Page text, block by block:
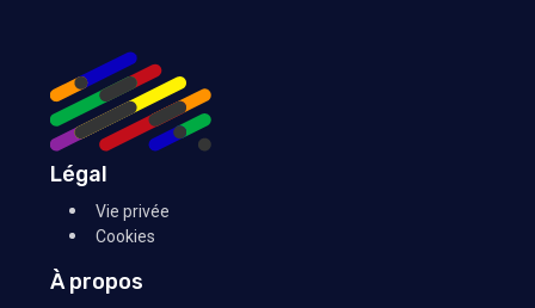
Légal
Vie privée
Cookies
À propos